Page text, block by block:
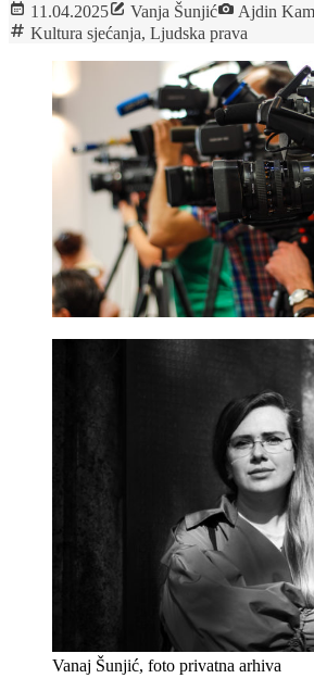
11.04.2025 Vanja Šunjić
Ajdin
Kultura sjećanja, Ljudska prava
Vanaj Šunjić, foto privatna arhiva